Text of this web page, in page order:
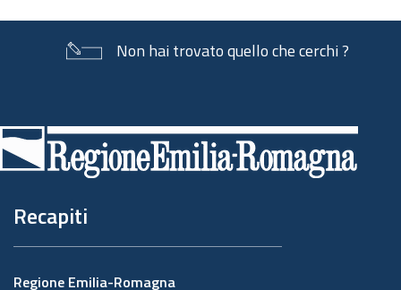
Non hai trovato quello che cerchi ?
di
pagina
Recapiti
Regione Emilia-Romagna